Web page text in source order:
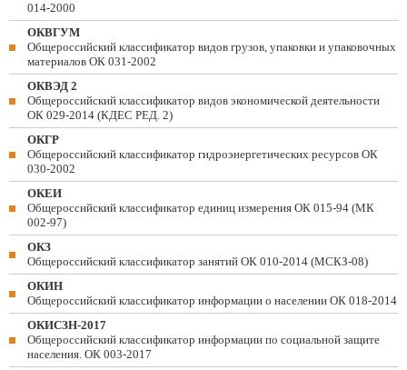
014-2000
ОКВГУМ
Общероссийский классификатор видов грузов, упаковки и упаковочных
материалов ОК 031-2002
ОКВЭД 2
Общероссийский классификатор видов экономической деятельности
ОК 029-2014 (КДЕС РЕД. 2)
ОКГР
Общероссийский классификатор гидроэнергетических ресурсов ОК
030-2002
ОКЕИ
Общероссийский классификатор единиц измерения ОК 015-94 (МК
002-97)
ОКЗ
Общероссийский классификатор занятий ОК 010-2014 (МСКЗ-08)
ОКИН
Общероссийский классификатор информации о населении ОК 018-2014
ОКИСЗН-2017
Общероссийский классификатор информации по социальной защите
населения. ОК 003-2017